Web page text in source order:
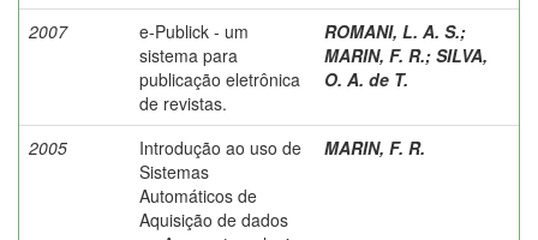
2007
e-Publick - um
sistema para
publicação eletrônica
de revistas.
ROMANI, L. A. S.;
MARIN, F. R.; SILVA,
O. A. de T.
2005
Introdução ao uso de
Sistemas
Automáticos de
Aquisição de dados
MARIN, F. R.